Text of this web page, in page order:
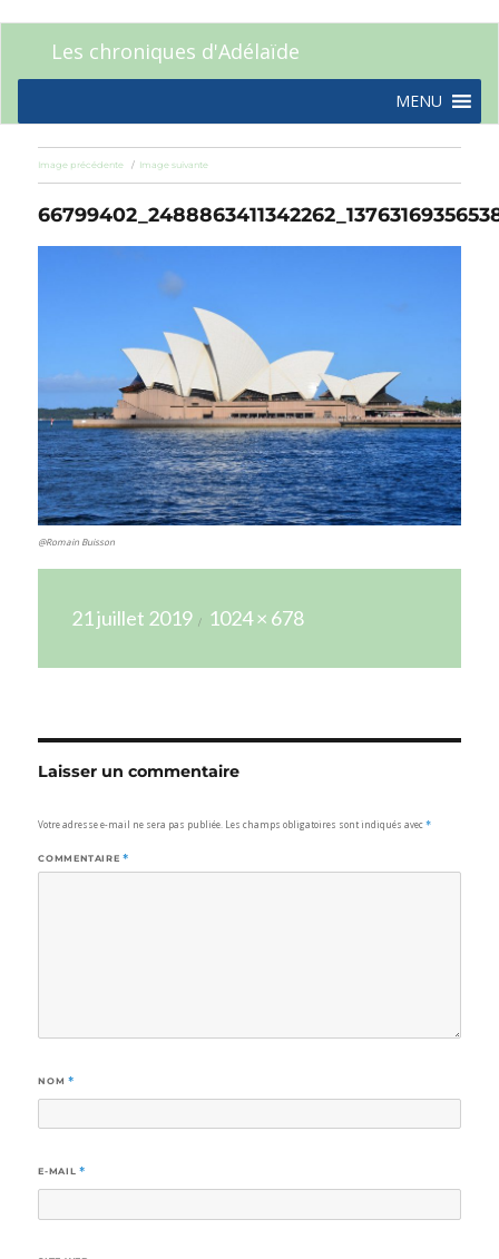
Les chroniques d'Adélaïde
MENU
Image précédente Image suivante
@Romain Buisson
le
21 juillet 2019
réelle
1024 × 678
Laisser un commentaire
Votre adresse e-mail ne sera pas publiée. Les champs obligatoires sont indiqués avec*
COMMENTAIRE *
NOM *
E-MAIL *